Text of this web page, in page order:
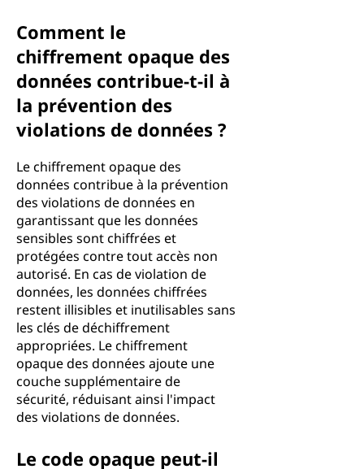
Comment le
chiffrement opaque des
données contribue-t-il à
la prévention des
violations de données ?
Le chiffrement opaque des
données contribue à la prévention
des violations de données en
garantissant que les données
sensibles sont chiffrées et
protégées contre tout accès non
autorisé. En cas de violation de
données, les données chiffrées
restent illisibles et inutilisables sans
les clés de déchiffrement
appropriées. Le chiffrement
opaque des données ajoute une
couche supplémentaire de
sécurité, réduisant ainsi l'impact
des violations de données.
Le code opaque peut-il